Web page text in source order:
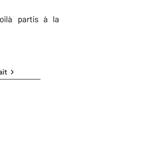
partis à la